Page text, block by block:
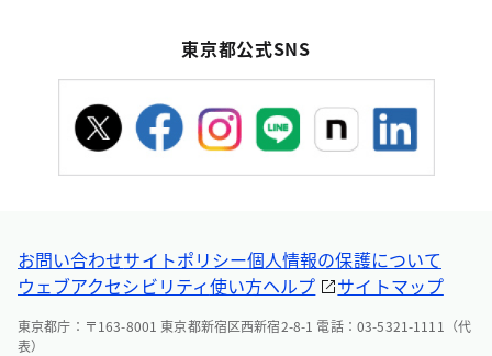
東京都公式SNS
お問い合わせサイトポリシー個人情報の保護について
ウェブアクセシビリティ使い方ヘルプ サイトマップ
東京都庁：〒163-8001 東京都新宿区西新宿2-8-1 電話：03-5321-1111（代
表）